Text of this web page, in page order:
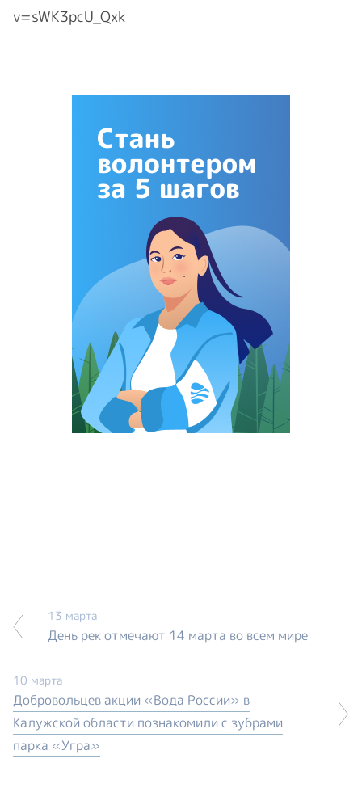
v=sWK3pcU_Qxk
13 марта
День рек отмечают 14 марта во всем мире
10 марта
Добровольцев акции «Вода России» в
Калужской области познакомили с зубрами
парка «Угра»